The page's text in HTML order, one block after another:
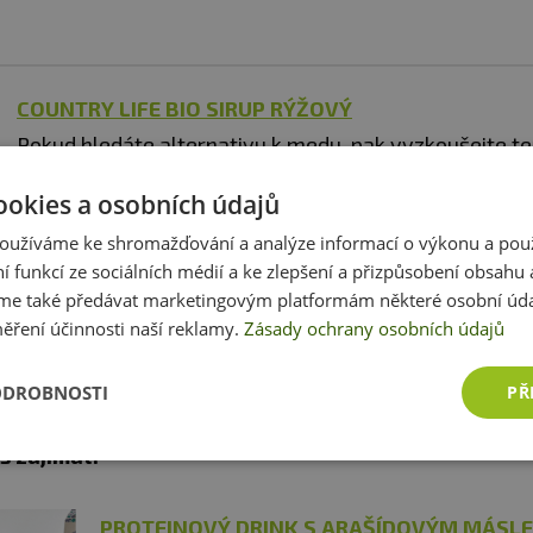
COUNTRY LIFE BIO SIRUP RÝŽOVÝ
Pokud hledáte alternativu k medu, pak vyzkoušejte
neutrální chuť bez aroma, které tak neovlivňuje chuť
pokrmu. Lze ho použít všude, kde byste použili cukr či
i teplé kuchyni. Hodí se do pečení, na vaření, na
jogurtu nebo granoly. Sirup je světlý, hodně
zajímat:
PROTEINOVÝ DRINK S ARAŠÍDOVÝM
a osobních údajů
ke shromažďování a analýze informací o výkonu a
funkcí ze sociálních médií a ke zlepšení a přizpůsobení obsahu
také předávat marketingovým platformám některé osobní
účinnosti naší reklamy. Zásady ochrany osobních údajů